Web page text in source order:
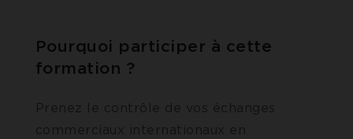
Pourquoi participer à cette
formation ?
Prenez le contrôle de vos échanges
commerciaux internationaux en